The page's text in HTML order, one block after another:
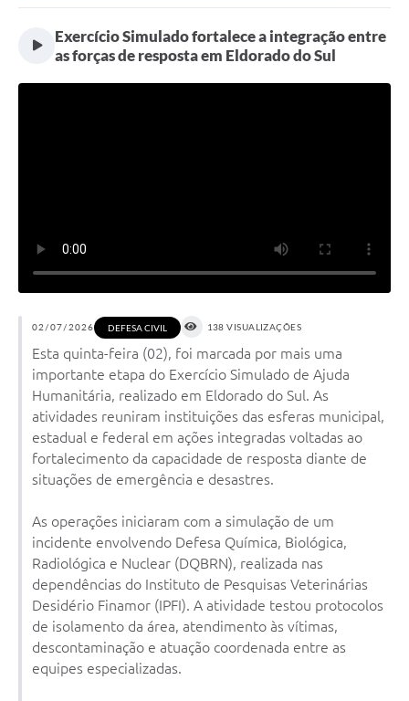
Exercício Simulado fortalece a integração entre
as forças de resposta em Eldorado do Sul
02/07/2026 DEFESA CIVIL 138 VISUALIZAÇÕES
Esta quinta-feira (02), foi marcada por mais uma
importante etapa do Exercício Simulado de Ajuda
Humanitária, realizado em Eldorado do Sul. As
atividades reuniram instituições das esferas municipal,
estadual e federal em ações integradas voltadas ao
fortalecimento da capacidade de resposta diante de
situações de emergência e desastres.
As operações iniciaram com a simulação de um
incidente envolvendo Defesa Química, Biológica,
Radiológica e Nuclear (DQBRN), realizada nas
dependências do Instituto de Pesquisas Veterinárias
Desidério Finamor (IPFI). A atividade testou protocolos
de isolamento da área, atendimento às vítimas,
descontaminação e atuação coordenada entre as
equipes especializadas.